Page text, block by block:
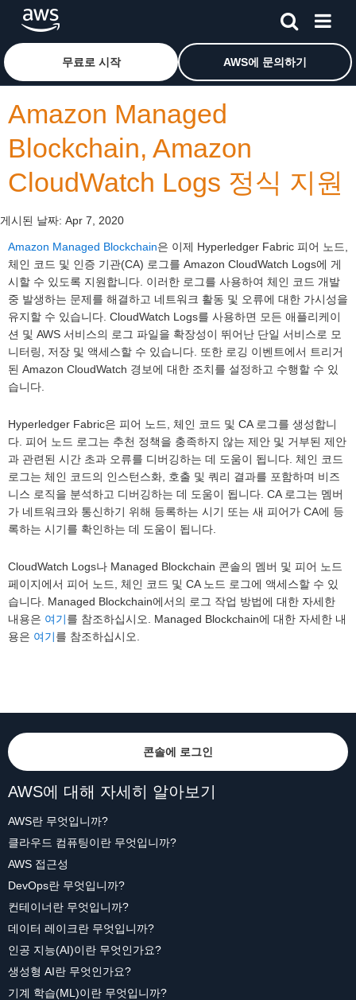
메인 콘텐츠로 건너뛰기Amazon Web Services 홈 페이지로 돌아가려면 여기를 클
무료로 시작 AWS에 문의하기
Amazon Managed
Blockchain, Amazon
CloudWatch Logs 정식 지원
게시된 날짜: Apr 7, 2020
Amazon Managed Blockchain은 이제 Hyperledger Fabric 피어 노드,
체인 코드 및 인증 기관(CA) 로그를 Amazon CloudWatch Logs에 게
시할 수 있도록 지원합니다. 이러한 로그를 사용하여 체인 코드 개발
중 발생하는 문제를 해결하고 네트워크 활동 및 오류에 대한 가시성을
유지할 수 있습니다. CloudWatch Logs를 사용하면 모든 애플리케이
션 및 AWS 서비스의 로그 파일을 확장성이 뛰어난 단일 서비스로 모
니터링, 저장 및 액세스할 수 있습니다. 또한 로깅 이벤트에서 트리거
된 Amazon CloudWatch 경보에 대한 조치를 설정하고 수행할 수 있
습니다.
Hyperledger Fabric은 피어 노드, 체인 코드 및 CA 로그를 생성합니
다. 피어 노드 로그는 추천 정책을 충족하지 않는 제안 및 거부된 제안
과 관련된 시간 초과 오류를 디버깅하는 데 도움이 됩니다. 체인 코드
로그는 체인 코드의 인스턴스화, 호출 및 쿼리 결과를 포함하며 비즈
니스 로직을 분석하고 디버깅하는 데 도움이 됩니다. CA 로그는 멤버
가 네트워크와 통신하기 위해 등록하는 시기 또는 새 피어가 CA에 등
록하는 시기를 확인하는 데 도움이 됩니다.
CloudWatch Logs나 Managed Blockchain 콘솔의 멤버 및 피어 노드
페이지에서 피어 노드, 체인 코드 및 CA 노드 로그에 액세스할 수 있
습니다. Managed Blockchain에서의 로그 작업 방법에 대한 자세한
내용은 여기를 참조하십시오. Managed Blockchain에 대한 자세한 내
용은 여기를 참조하십시오.
콘솔에 로그인
AWS에 대해 자세히 알아보기
AWS란 무엇입니까?
클라우드 컴퓨팅이란 무엇입니까?
AWS 접근성
DevOps란 무엇입니까?
컨테이너란 무엇입니까?
데이터 레이크란 무엇입니까?
인공 지능(AI)이란 무엇인가요?
생성형 AI란 무엇인가요?
기계 학습(ML)이란 무엇입니까?